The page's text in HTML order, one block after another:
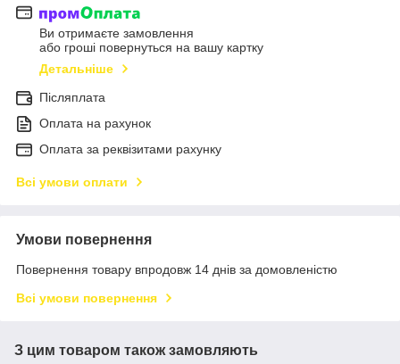
Ви отримаєте замовлення
або гроші повернуться на вашу картку
Детальніше
Післяплата
Оплата на рахунок
Оплата за реквізитами рахунку
Всі умови оплати
Умови повернення
Повернення товару впродовж 14 днів за домовленістю
Всі умови повернення
З цим товаром також замовляють